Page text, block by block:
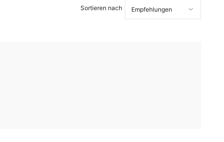
Sortieren nach